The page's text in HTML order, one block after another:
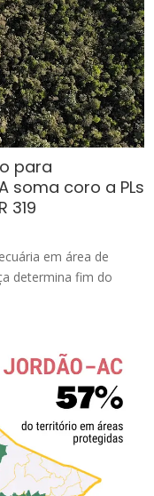
para
soma coro a PLs
319
em área de
determina fim do